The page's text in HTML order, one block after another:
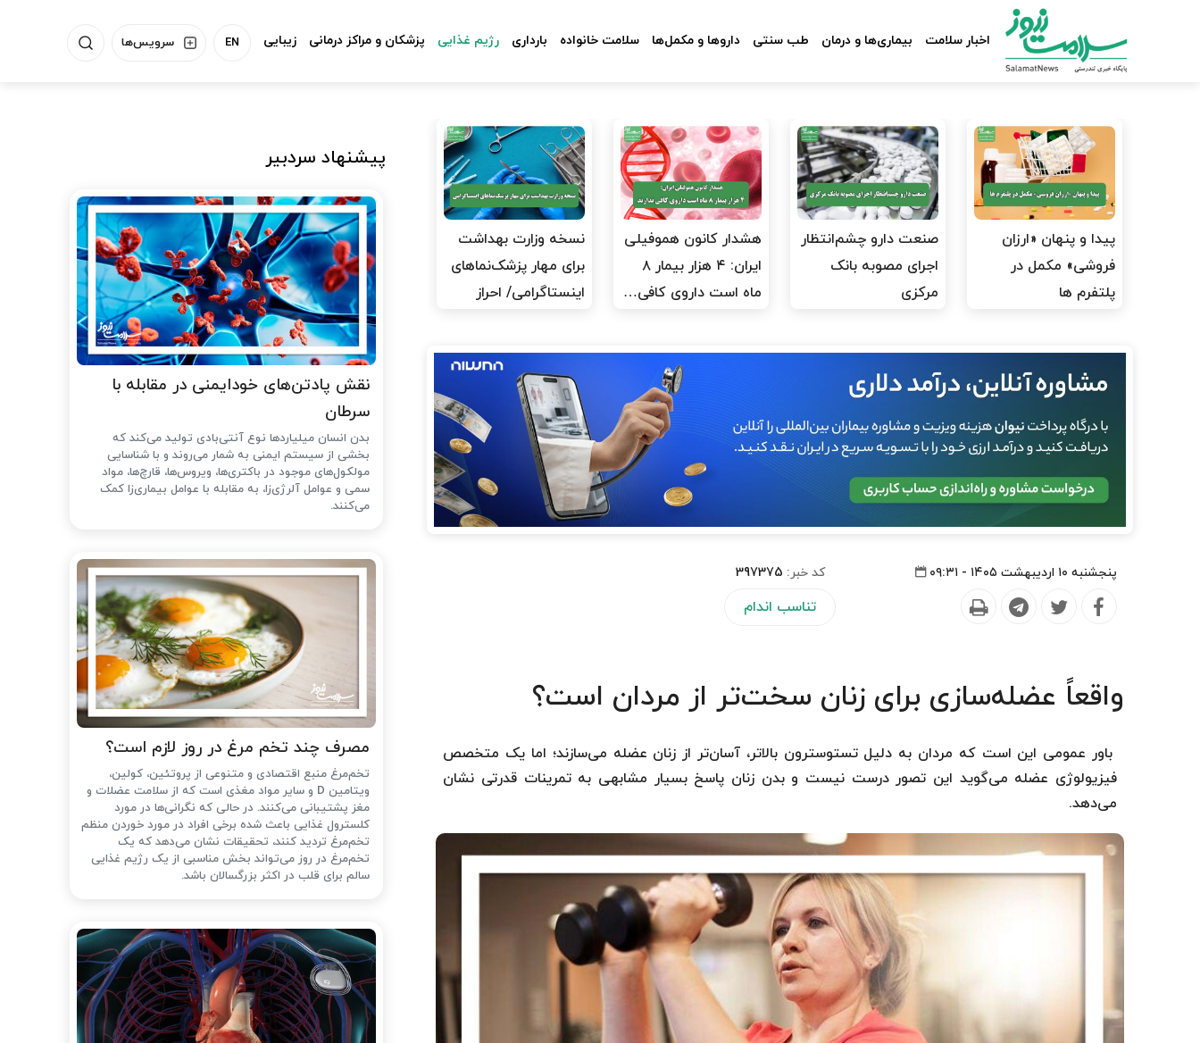
سرویس‌ها EN اخبار سلامت بیماری‌ها و درمان طب سنتی داروها و مکمل‌ها سلامت خانواده بارداری رژیم غذایی پزشکان و مراکز درمانی زیبایی
پیدا و پنهان «ارزان
فروشی» مکمل در
پلتفرم ها
صنعت دارو چشم‌انتظار
اجرای مصوبه بانک
مرکزی
هشدار کانون هموفیلی
ایران: ۴ هزار بیمار ۸
ماه است داروی کافی…
نسخه وزارت بهداشت
برای مهار پزشک‌نماهای
اینستاگرامی/ احراز
پنجشنبه ۱۰ اردیبهشت ۱۴۰۵ - ۰۹:۳۱ کد خبر: 397375
تناسب اندام
واقعاً عضله‌سازی برای زنان سخت‌تر از مردان است؟
باور عمومی این است که مردان به دلیل تستوسترون بالاتر، آسان‌تر از زنان عضله می‌سازند؛ اما یک متخصص
فیزیولوژی عضله می‌گوید این تصور درست نیست و بدن زنان پاسخ بسیار مشابهی به تمرینات قدرتی نشان
می‌دهد.
پیشنهاد سردبیر
نقش پادتن‌های خودایمنی در مقابله با
سرطان
بدن انسان میلیاردها نوع آنتی‌بادی تولید می‌کند که
بخشی از سیستم ایمنی به شمار می‌روند و با شناسایی
مولکول‌های موجود در باکتری‌ها، ویروس‌ها، قارچ‌ها، مواد
سمی و عوامل آلرژی‌زا، به مقابله با عوامل بیماری‌زا کمک
می‌کنند.
مصرف چند تخم مرغ در روز لازم است؟
تخم‌مرغ منبع اقتصادی و متنوعی از پروتئین، کولین،
ویتامین D و سایر مواد مغذی است که از سلامت عضلات و
مغز پشتیبانی می‌کنند. در حالی که نگرانی‌ها در مورد
کلسترول غذایی باعث شده ‌برخی افراد در مورد خوردن منظم
تخم‌مرغ تردید کنند، تحقیقات نشان می‌دهد که یک
تخم‌مرغ در روز می‌تواند بخش مناسبی از یک رژیم غذایی
سالم برای قلب در اکثر بزرگسالان باشد.